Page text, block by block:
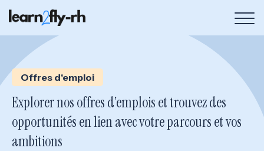
de
Offres d'emploi
Explorer nos offres d’emplois et trouvez des
opportunités en lien avec votre parcours et vos
ambitions